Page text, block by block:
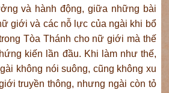
và hành động, giữa những bài
giới và các nỗ lực của ngài khi bổ
Tòa Thánh cho nữ giới mà thế
kiến lần đầu. Khi làm như thế,
không nói suông, cũng không xu
truyền thông, nhưng ngài còn tỏ